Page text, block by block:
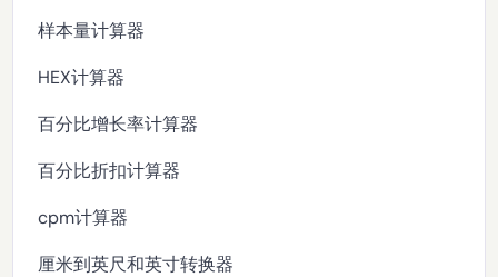
样本量计算器
HEX计算器
百分比增长率计算器
百分比折扣计算器
cpm计算器
厘米到英尺和英寸转换器